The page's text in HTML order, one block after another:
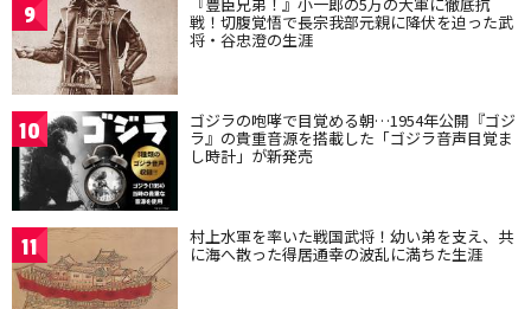
9 戦！切腹覚悟で長宗我部元親に降伏を迫った武
将・谷忠澄の生涯
10 ゴジラの咆哮で目覚める朝…1954年公開『ゴジ
ラ』の貴重音源を搭載した「ゴジラ音声目覚ま
し時計」が新発売
11 村上水軍を率いた戦国武将！幼い弟を支え、共
に海へ散った得居通幸の波乱に満ちた生涯